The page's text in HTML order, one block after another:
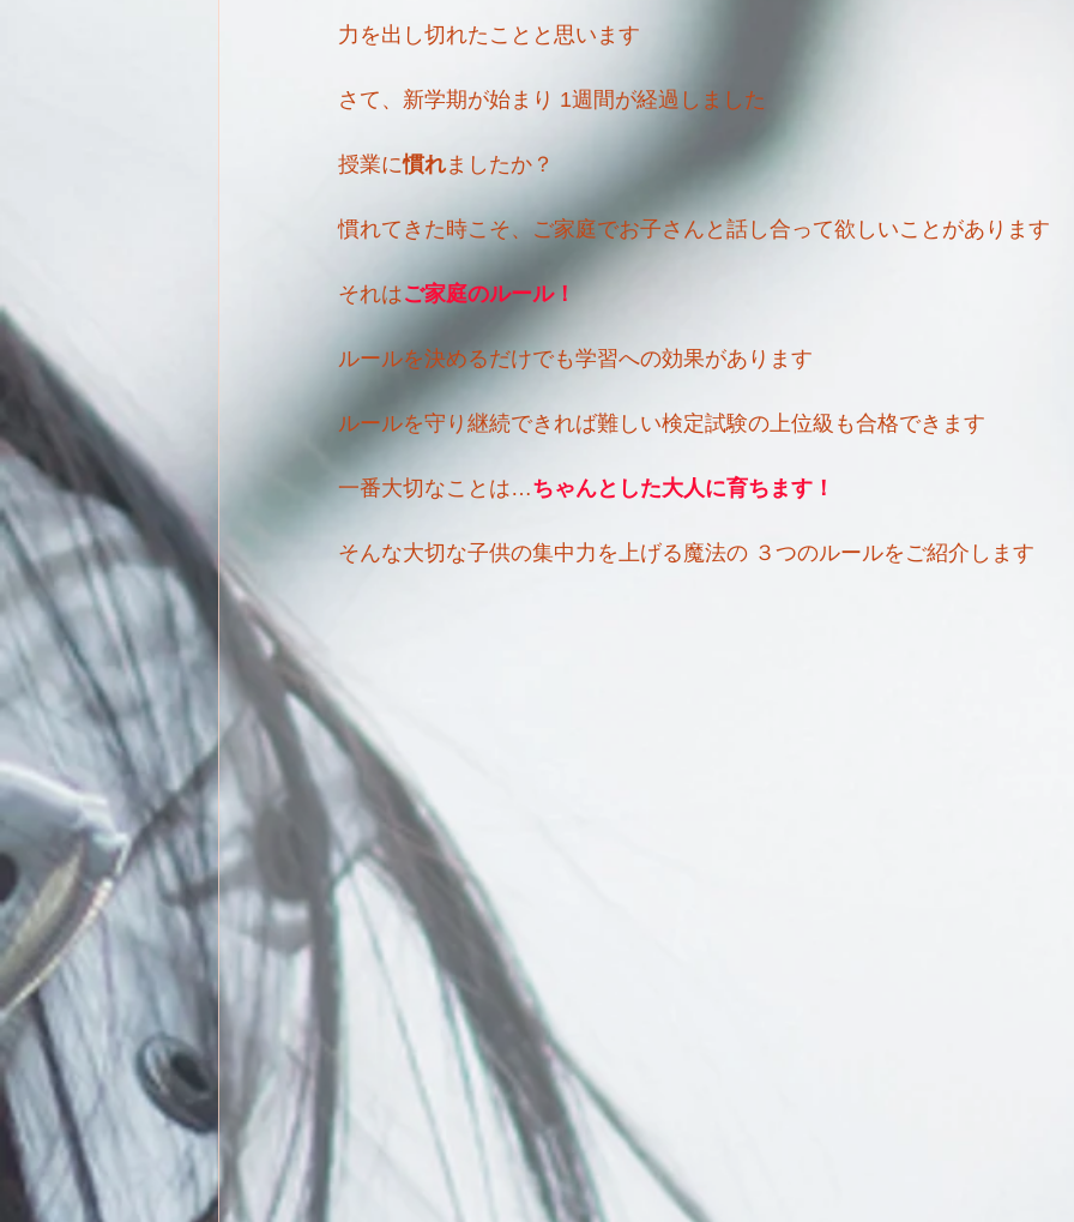
力を出し切れたことと思います
さて、新学期が始まり 1週間が経過しました
授業に慣れましたか？
慣れてきた時こそ、ご家庭でお子さんと話し合って欲しいことがあります
それはご家庭のルール！
ルールを決めるだけでも学習への効果があります
ルールを守り継続できれば難しい検定試験の上位級も合格できます
一番大切なことは…ちゃんとした大人に育ちます！
そんな大切な子供の集中力を上げる魔法の ３つのルールをご紹介します